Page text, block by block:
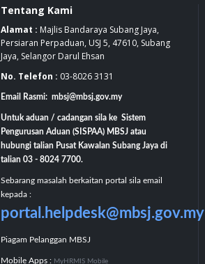
Tentang Kami
Alamat : Majlis Bandaraya Subang Jaya,
Persiaran Perpaduan, USJ 5, 47610, Subang
Jaya, Selangor Darul Ehsan
No. Telefon : 03-8026 3131
Email Rasmi: mbsj@mbsj.gov.my
Untuk aduan / cadangan sila ke Sistem
Pengurusan Aduan (SISPAA) MBSJ atau
hubungi talian Pusat Kawalan Subang Jaya di
talian 03 - 8024 7700.
Sebarang masalah berkaitan portal sila email
kepada :
portal.helpdesk@mbsj.gov.my
Piagam Pelanggan MBSJ
Mobile Apps : MyHRMIS Mobile